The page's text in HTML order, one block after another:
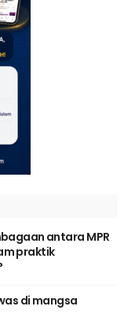
antara MPR
praktik
di mangsa